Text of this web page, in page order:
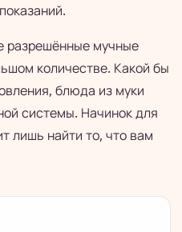
разрешённые мучные
количестве. Какой бы
блюда из муки
системы. Начинок для
лишь найти то, что вам